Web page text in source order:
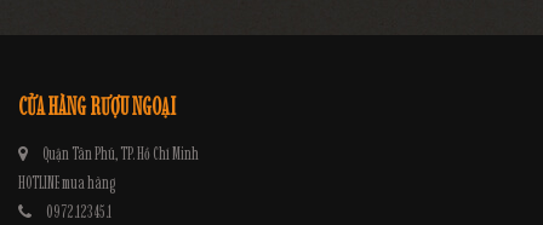
CỬA HÀNG RƯỢU NGOẠI
Quận Tân Phú, TP. Hồ Chí Minh
HOTLINE mua hàng
0972.12345.1